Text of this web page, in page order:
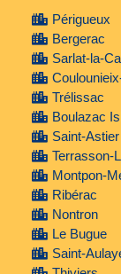
Périgueux
Bergerac
Sarlat-la-
Trélissac
Boulazac
Saint-Astier
Terrasson-
Montpon-
Ribérac
Nontron
Le Bugue
Saint-